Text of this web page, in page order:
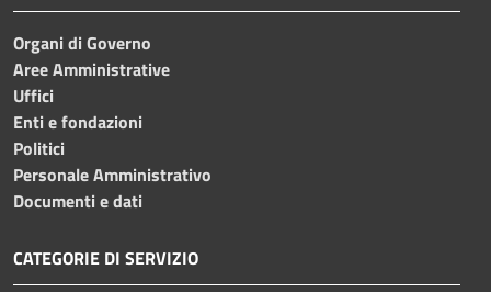
Organi di Governo
Aree Amministrative
Uffici
Enti e fondazioni
Politici
Personale Amministrativo
Documenti e dati
CATEGORIE DI SERVIZIO